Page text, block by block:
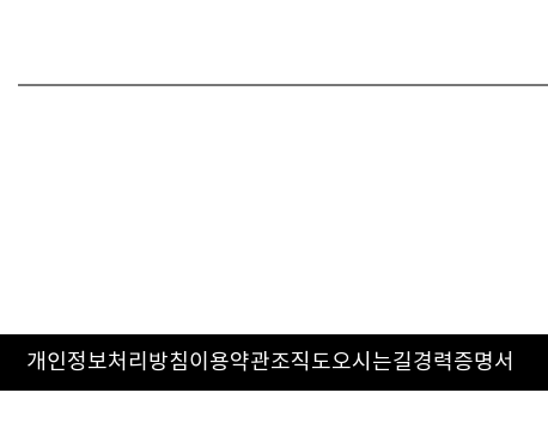
개인정보처리방침이용약관조직도오시는길경력증명서